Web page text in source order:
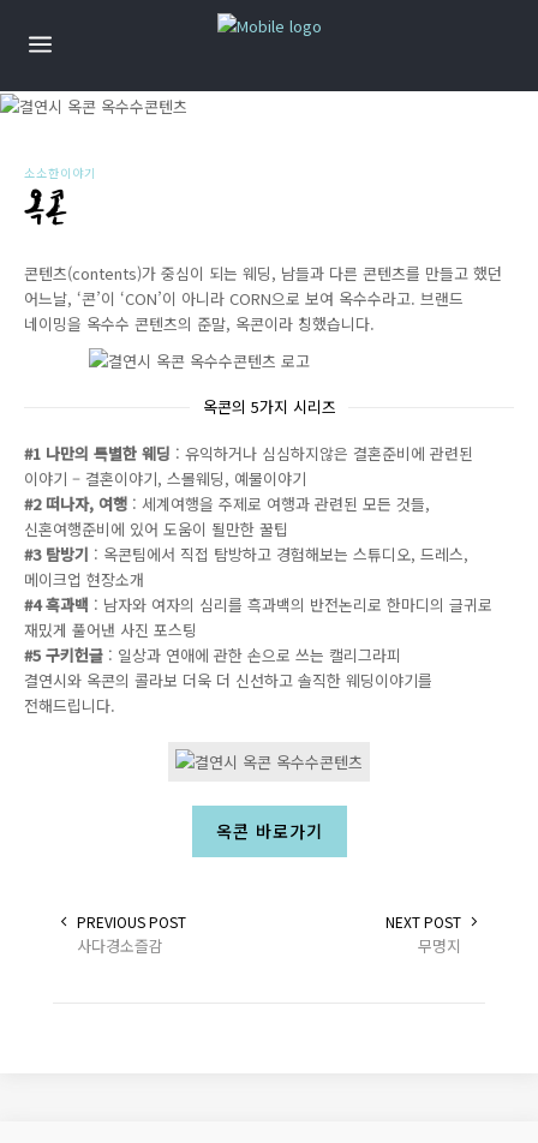
소소한이야기
옥콘
콘텐츠(contents)가 중심이 되는 웨딩, 남들과 다른 콘텐츠를 만들고 했던
어느날, ‘콘’이 ‘CON’이 아니라 CORN으로 보여 옥수수라고. 브랜드
네이밍을 옥수수 콘텐츠의 준말, 옥콘이라 칭했습니다.
옥콘의 5가지 시리즈
#1 나만의 특별한 웨딩 : 유익하거나 심심하지않은 결혼준비에 관련된
이야기 – 결혼이야기, 스몰웨딩, 예물이야기
#2 떠나자, 여행 : 세계여행을 주제로 여행과 관련된 모든 것들,
신혼여행준비에 있어 도움이 될만한 꿀팁
#3 탐방기 : 옥콘팀에서 직접 탐방하고 경험해보는 스튜디오, 드레스,
메이크업 현장소개
#4 흑과백 : 남자와 여자의 심리를 흑과백의 반전논리로 한마디의 글귀로
재밌게 풀어낸 사진 포스팅
#5 구키헌글 : 일상과 연애에 관한 손으로 쓰는 캘리그라피
결연시와 옥콘의 콜라보 더욱 더 신선하고 솔직한 웨딩이야기를
전해드립니다.
옥콘 바로가기
PREVIOUS POST
사다경소즐감
NEXT POST
무명지